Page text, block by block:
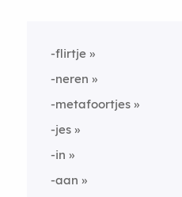
-flirtje
-neren
-metafoortjes
-jes
-in
-aan